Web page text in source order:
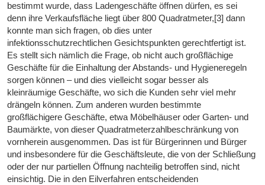
bestimmt wurde, dass Ladengeschäfte öffnen dürfen, es sei
denn ihre Verkaufsfläche liegt über 800 Quadratmeter,[3] dann
konnte man sich fragen, ob dies unter
infektionsschutzrechtlichen Gesichtspunkten gerechtfertigt ist.
Es stellt sich nämlich die Frage, ob nicht auch großflächige
Geschäfte für die Einhaltung der Abstands- und Hygieneregeln
sorgen können – und dies vielleicht sogar besser als
kleinräumige Geschäfte, wo sich die Kunden sehr viel mehr
drängeln können. Zum anderen wurden bestimmte
großflächigere Geschäfte, etwa Möbelhäuser oder Garten- und
Baumärkte, von dieser Quadratmeterzahlbeschränkung von
vornherein ausgenommen. Das ist für Bürgerinnen und Bürger
und insbesondere für die Geschäftsleute, die von der Schließung
oder der nur partiellen Öffnung nachteilig betroffen sind, nicht
einsichtig. Die in den Eilverfahren entscheidenden